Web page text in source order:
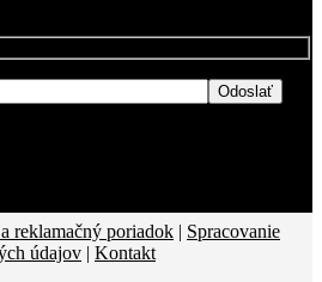
reklamačný poriadok | Spracovanie
údajov | Kontakt